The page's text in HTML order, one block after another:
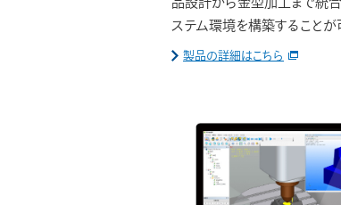
ステム環境を構築することが
製品の詳細はこちら